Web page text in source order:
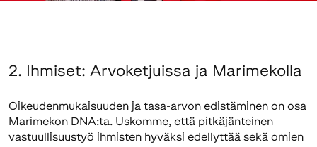
2. Ihmiset: Arvoketjuissa ja Marimekolla
Oikeudenmukaisuuden ja tasa-arvon edistäminen on osa
Marimekon DNA:ta. Uskomme, että pitkäjänteinen
vastuullisuustyö ihmisten hyväksi edellyttää sekä omien